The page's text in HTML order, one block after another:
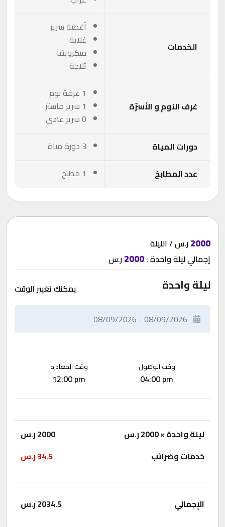
الخدمات
أغطية سرير
غلاية
ميكرويف
ثلاجة
غرف النوم و الأسرّة
1 غرفة نوم
1 سرير ماستر
0 سرير عادي
دورات المياة
3 دورة مياة
عدد المطابخ
1 مطبخ
2000ر.س / الليلة
إجماليليلة واحدة:
2000ر.س
ليلة واحدة يمكنك تغيير الوقت
وقت الوصول
04:00 pm
وقت المغادرة
12:00 pm
ليلة واحدة× 2000 ر.س 2000ر.س
خدمات وضرائب
34.5ر.س
الإجمالي 2034.5ر.س